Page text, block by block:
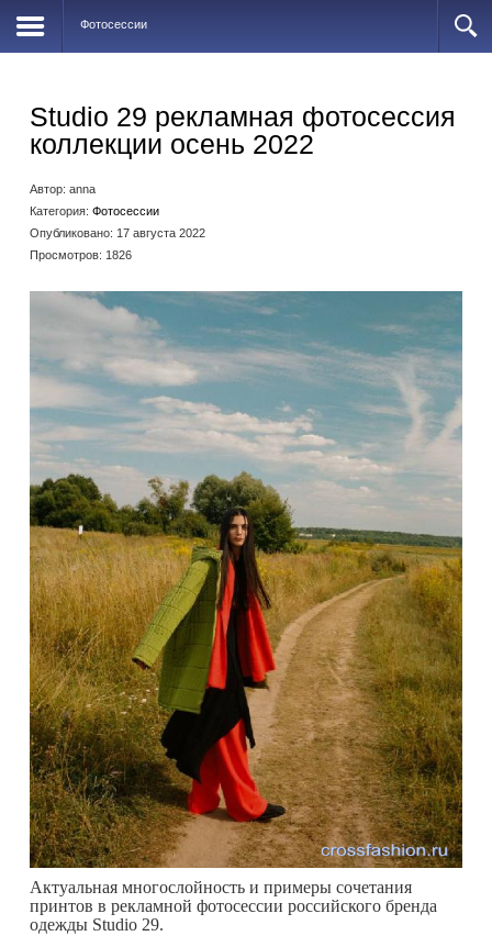
Фотосессии
Studio 29 рекламная фотосессия
коллекции осень 2022
Автор: anna
Категория: Фотосессии
Опубликовано: 17 августа 2022
Просмотров: 1826
Актуальная многослойность и примеры сочетания
принтов в рекламной фотосессии российского бренда
одежды Studio 29.